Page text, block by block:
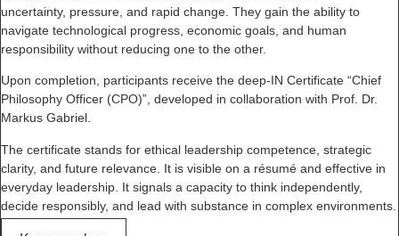
uncertainty, pressure, and rapid change. They gain the ability to
navigate technological progress, economic goals, and human
responsibility without reducing one to the other.
Upon completion, participants receive the deep-IN Certificate “Chief
Philosophy Officer (CPO)”, developed in collaboration with Prof. Dr.
Markus Gabriel.
The certificate stands for ethical leadership competence, strategic
clarity, and future relevance. It is visible on a résumé and effective in
everyday leadership. It signals a capacity to think independently,
decide responsibly, and lead with substance in complex environments.